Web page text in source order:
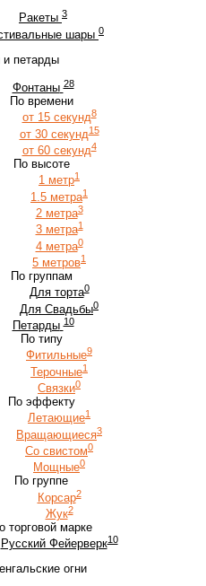
Ракеты 3
шары 0
петарды
Фонтаны 28
По времени
от 15 секунд8
от 30 секунд15
от 60 секунд4
По высоте
1 метр1
1.5 метра1
2 метра3
3 метра1
4 метра0
5 метров1
По группам
Для торта0
Для Свадьбы0
Петарды 10
По типу
Фитильные9
Терочные1
Связки0
По эффекту
Летающие1
Вращающиеся3
Со свистом0
Мощные0
По группе
Корсар2
Жук2
торговой марке
Русский Фейерверк10
огни